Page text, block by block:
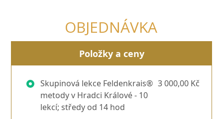
OBJEDNÁVKA
Položky a ceny
Skupinová lekce Feldenkrais®
metody v Hradci Králové - 10
lekcí; středy od 14 hod
3 000,00 Kč